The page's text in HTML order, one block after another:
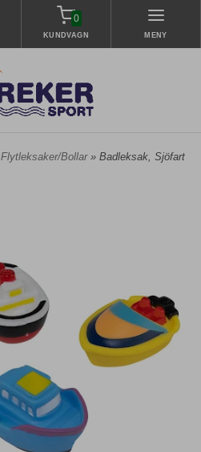
0
KUNDVAGN MENY
Flytleksaker/Bollar » Badleksak, Sjöfart